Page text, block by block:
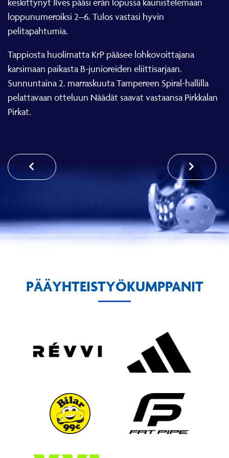
loppunumeroiksi 2–6. Tulos vastasi hyvin
pelitapahtumia.
Tappiosta huolimatta KrP pääsee lohkovoittajana
karsimaan paikasta B-junioreiden eliittisarjaan.
Sunnuntaina 2. marraskuuta Tampereen Spiral-hallilla
pelattavaan otteluun Näädät saavat vastaansa Pirkkalan
Pirkat.
PÄÄYHTEISTYÖKUMPPANIT